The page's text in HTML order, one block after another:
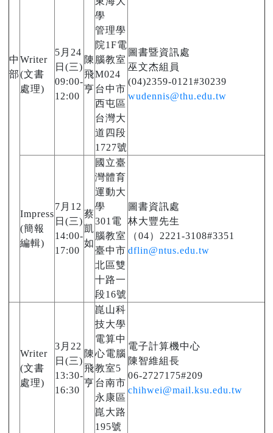
中
部
Writer
(文書
處理)
5月24
日(三)
09:00-
12:00
陳
飛
亨
學
管理學
院1F電
腦教室
M024
台中市
西屯區
台灣大
道四段
1727號
圖書暨資訊處
巫文杰組員
(04)2359-0121#30239
wudennis@thu.edu.tw
Impress
(簡報
編輯)
7月12
日(三)
14:00-
17:00
蔡
凱
如
國立臺
灣體育
運動大
學
301電
腦教室
臺中市
北區雙
十路一
段16號
圖書資訊處
林大豐先生
（04）2221-3108#3351
dflin@ntus.edu.tw
Writer
(文書
處理)
3月22
日(三)
13:30-
16:30
陳
飛
亨
崑山科
技大學
電算中
心電腦
教室5
台南市
永康區
崑大路
195號
電子計算機中心
陳智維組長
06-2727175#209
chihwei@mail.ksu.edu.tw